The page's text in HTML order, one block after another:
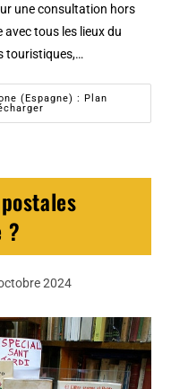
une consultation hors
avec tous les lieux du
touristiques,…
(Espagne) : Plan
?
2024